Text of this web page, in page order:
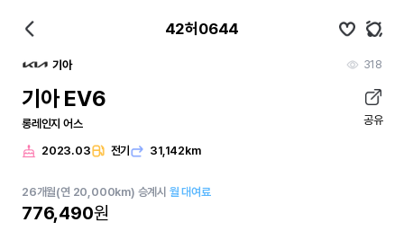
42허0644
기아 318
기아 EV6
롱레인지 어스 공유
2023.03 전기 31,142km
26개월(연 20,000km) 승계시 월 대여료
776,490원